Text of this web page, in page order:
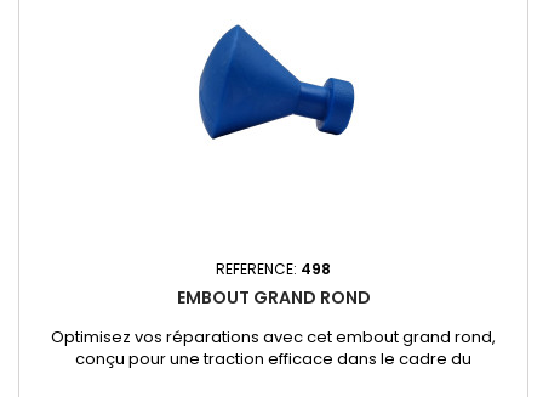
REFERENCE: 498
EMBOUT GRAND ROND
Optimisez vos réparations avec cet embout grand rond,
conçu pour une traction efficace dans le cadre du